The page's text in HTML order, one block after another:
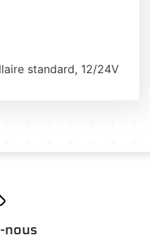
standard, 12/24V
nous